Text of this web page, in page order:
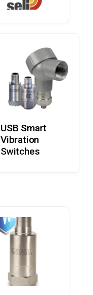
USB Smart
Vibration
Switches